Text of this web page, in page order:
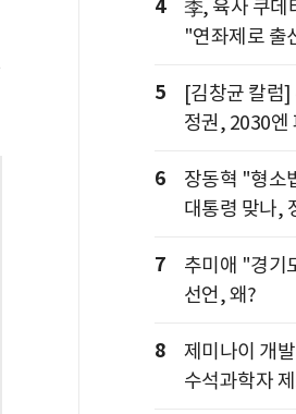
4
李, 육사 쿠데
"연좌제로 출
5
[김창균 칼럼
정권, 2030엔
6
장동혁 "형소
대통령 맞나,
7
추미애 "경기
선언, 왜?
8
제미나이 개
수석과학자